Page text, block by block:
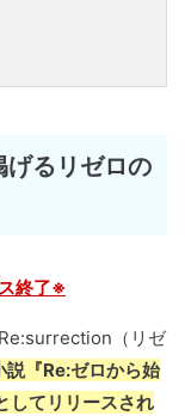
げるリゼロの
終了※
Re:surrection（リゼ
『Re:ゼロから始
してリリースされ